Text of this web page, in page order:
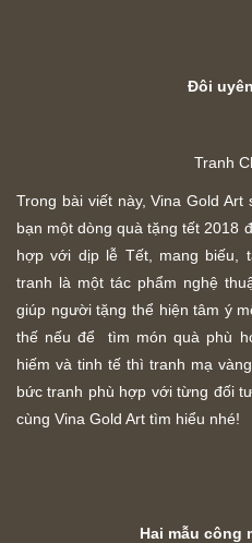
Đôi
Tranh
Trong bài viết này, Vina Gold
bạn một dòng quà tặng tết 2018
hợp với dịp lễ Tết, mang biếu,
tranh là một tác phẩm nghệ
giúp người tặng thể hiện tâm ý
thế nếu để tìm món quà phù
hiếm và tinh tế thì tranh mạ
bức tranh phù hợp với từng đối
cùng Vina Gold Art tìm hiểu nhé!
Hai mẫu công